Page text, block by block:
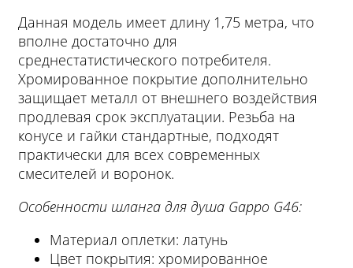
Данная модель имеет длину 1,75 метра, что
вполне достаточно для
среднестатистического потребителя.
Хромированное покрытие дополнительно
защищает металл от внешнего воздействия
продлевая срок эксплуатации. Резьба на
конусе и гайки стандартные, подходят
практически для всех современных
смесителей и воронок.
Особенности шланга для душа Gappo G46:
Материал оплетки: латунь
Цвет покрытия: хромированное